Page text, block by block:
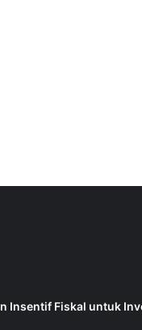
Insentif Fiskal untuk